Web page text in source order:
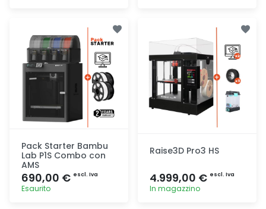
Pack Starter Bambu
Lab P1S Combo con
AMS
690,00 € escl. Iva
Esaurito
Raise3D Pro3 HS
4.999,00 € escl. Iva
In magazzino